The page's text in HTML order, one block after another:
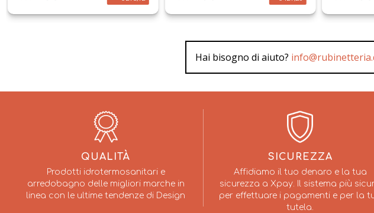
Hai bisogno di aiuto?
QUALITÀ
Prodotti idrotermosanitari e
arredobagno delle migliori marche in
linea con le ultime tendenze di Design
SICUREZZA
Affidiamo il tuo denaro e la tua
sicurezza a Xpay. Il sistema più
per effettuare i pagamenti e per la
tutela.